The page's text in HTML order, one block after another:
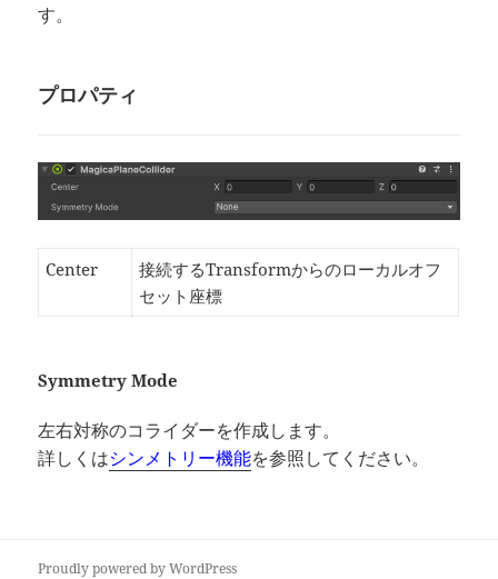
す。
プロパティ
Center
接続するTransformからのローカルオフ
セット座標
Symmetry Mode
左右対称のコライダーを作成します。
詳しくはシンメトリー機能を参照してください。
Proudly powered by WordPress